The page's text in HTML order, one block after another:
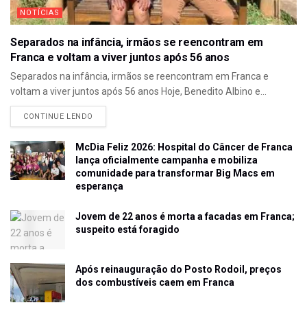
NOTÍCIAS
Separados na infância, irmãos se reencontram em
Franca e voltam a viver juntos após 56 anos
Separados na infância, irmãos se reencontram em Franca e
voltam a viver juntos após 56 anos Hoje, Benedito Albino e...
CONTINUE LENDO
McDia Feliz 2026: Hospital do Câncer de Franca
lança oficialmente campanha e mobiliza
comunidade para transformar Big Macs em
esperança
Jovem de 22 anos é morta a facadas em Franca;
suspeito está foragido
Após reinauguração do Posto Rodoil, preços
dos combustíveis caem em Franca